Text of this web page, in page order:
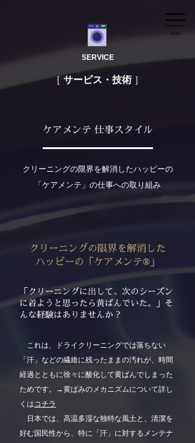
SERVICE
サービス・技術
ケアメンテ 仕事スタイル
クリーニングの限界を解消したハッピーの
「ケアメンテ」の仕事への取り組み
クリーニングの限界を解消した
ハッピーの「ケアメンテ®」
「クリーニングに出して、次のシーズン
に着ようと思ったら黄ばんでいた。」
そ
んな経験はありませんか？
これは、ドライクリーニングでは落ちない
「汗」などの繊維に残ったままの汚れが、時間
経過とともに徐々に酸化して黄ばんでしまった
ためです。→黄ばみのメカニズムについて詳し
くはコチラ
日本では、高温多湿な独特な風土と、清潔を
好む国民性から、特に「汗」に対するメンテナ
MENU